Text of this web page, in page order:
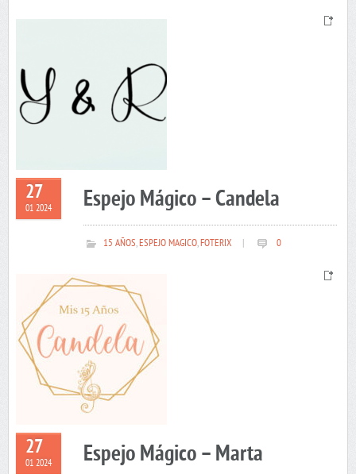
27
01 2024 Espejo Mágico – Candela
15 AÑOS,ESPEJO MAGICO,FOTERIX 0
27
01 2024 Espejo Mágico – Marta